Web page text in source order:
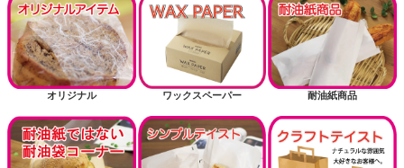
オリジナル ワックスペーパー 耐油紙商品